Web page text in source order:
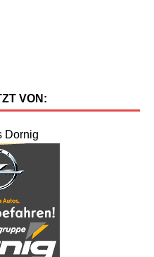
VON:
Dornig